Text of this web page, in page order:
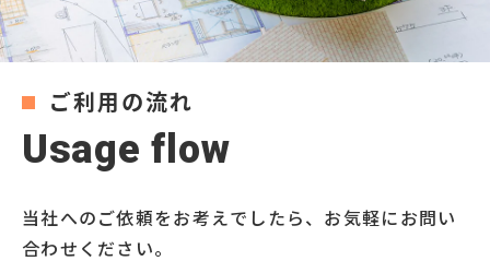
ご利用の流れ
Usage f ow
当社へのご依頼をお考えでしたら、お気軽にお問い
合わせください。